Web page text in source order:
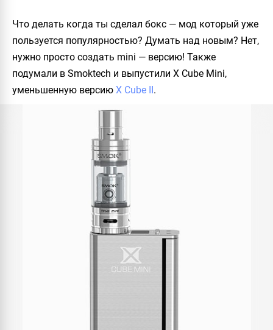
Что делать когда ты сделал бокс — мод который уже
пользуется популярностью? Думать над новым? Нет,
нужно просто создать mini — версию! Также
подумали в Smoktech и выпустили X Cube Mini,
уменьшенную версию X Cube II.